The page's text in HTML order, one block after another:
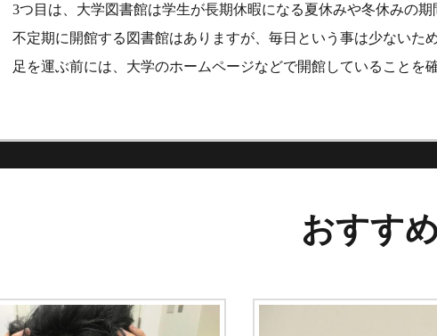
3つ目は、大学図書館は学生が長期休暇になる夏休みや冬休みの
不定期に開館する図書館はありますが、毎日という事は少ないた
足を運ぶ前には、大学のホームページなどで開館していることを
おすす